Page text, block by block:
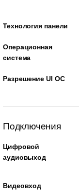
Технология панели
Операционная
система
Разрешение UI ОС
Подключения
Цифровой
аудиовыход
Видеовход